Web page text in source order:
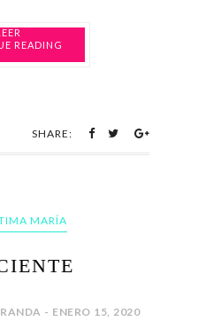
READING
SHARE:
MARÍA
- ENERO 15, 2020